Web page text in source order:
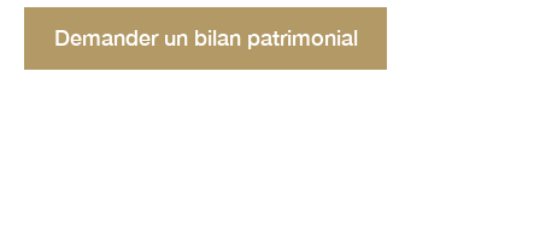
Demander un bilan patrimonial